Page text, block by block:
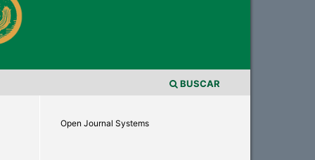
BUSCAR
Open Journal Systems